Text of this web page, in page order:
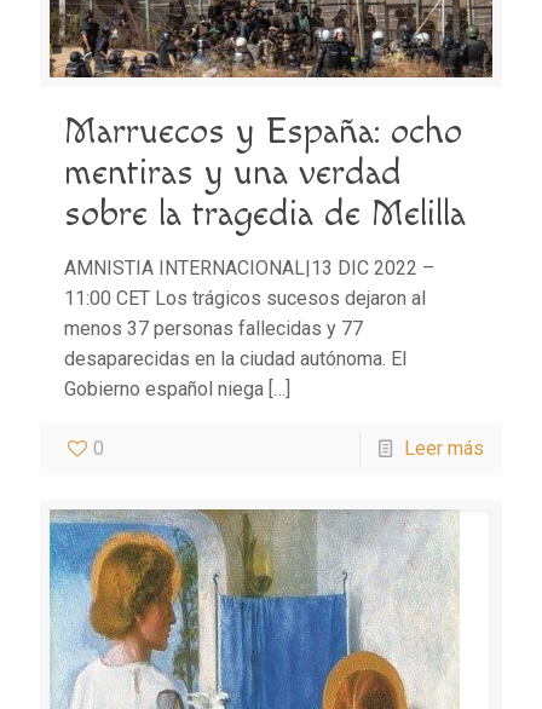
Marruecos y España: ocho
mentiras y una verdad
sobre la tragedia de Melilla
AMNISTIA INTERNACIONAL|13 DIC 2022 –
11:00 CET Los trágicos sucesos dejaron al
menos 37 personas fallecidas y 77
desaparecidas en la ciudad autónoma. El
Gobierno español niega […]
0 Leer más